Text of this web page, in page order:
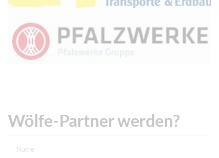
Wölfe-Partner werden?
Name